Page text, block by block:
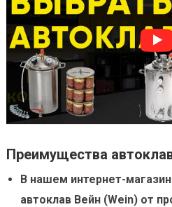
Преимущества
В нашем интернет-
автоклав Вейн (Wein) от